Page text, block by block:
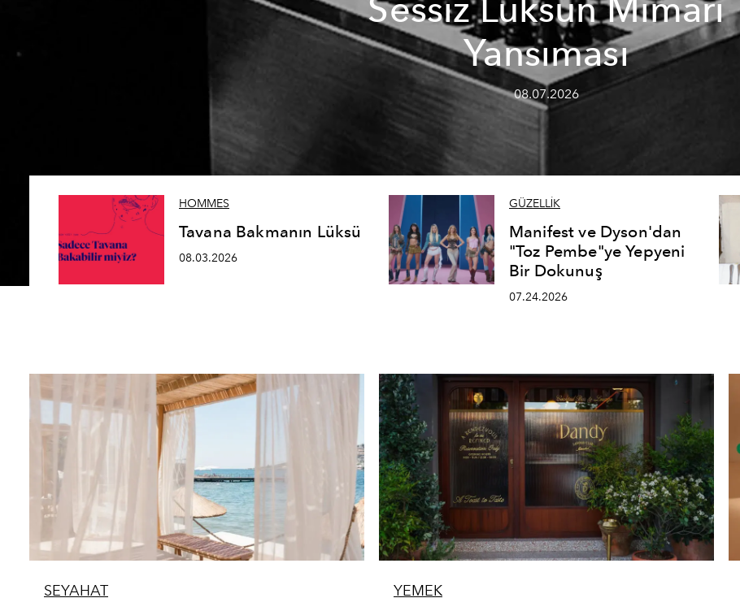
Sessiz Lüksün Mimari
Yansıması
08.07.2026
HOMMES
Tavana Bakmanın Lüksü
08.03.2026
GÜZELLİK
Manifest ve Dyson'dan
"Toz Pembe"ye Yepyeni
Bir Dokunuş
07.24.2026
SEYAHAT YEMEK